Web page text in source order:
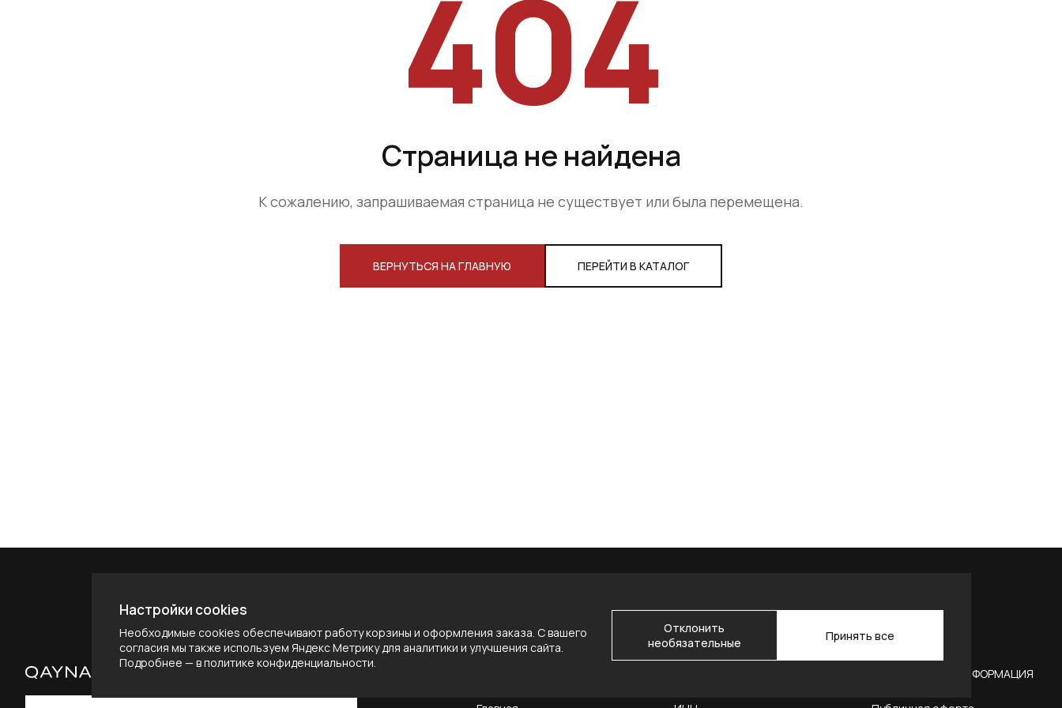
404
Страница не найдена
К сожалению, запрашиваемая страница не существует или была перемещена.
ВЕРНУТЬСЯ НА ГЛАВНУЮ ПЕРЕЙТИ В КАТАЛОГ
ЮРИДИЧЕСКАЯ ИНФОРМАЦИЯ
Настройки cookies
Необходимые cookies обеспечивают работу корзины и оформления заказа. С вашего
согласия мы также используем Яндекс Метрику для аналитики и улучшения сайта.
Подробнее — вполитике конфиденциальности.
Отклонить
необязательные
Принять все